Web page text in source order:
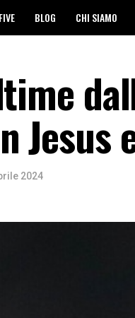
BLOG CHI SIAMO
Jesus
2024